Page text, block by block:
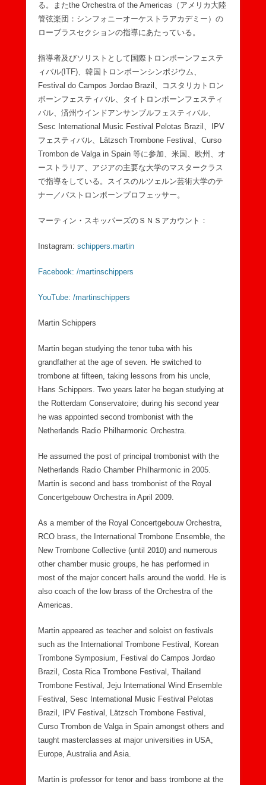
る。またthe Orchestra of the Americas（アメリカ大陸
管弦楽団：シンフォニーオーケストラアカデミー）の
ローブラスセクションの指導にあたっている。
指導者及びソリストとして国際トロンボーンフェステ
ィバル(ITF)、韓国トロンボーンシンポジウム、
Festival do Campos Jordao Brazil、コスタリカトロン
ボーンフェスティバル、タイトロンボーンフェスティ
バル、済州ウインドアンサンブルフェスティバル、
Sesc International Music Festival Pelotas Brazil、IPV
フェスティバル、Lätzsch Trombone Festival、Curso
Trombon de Valga in Spain 等に参加、米国、欧州、オ
ーストラリア、アジアの主要な大学のマスタークラス
で指導をしている。スイスのルツェルン芸術大学のテ
ナー／バストロンボーンプロフェッサー。
マーティン・スキッパーズのＳＮＳアカウント：
Instagram: schippers.martin
Facebook: /martinschippers
YouTube: /martinschippers
Martin Schippers
Martin began studying the tenor tuba with his
grandfather at the age of seven. He switched to
trombone at fifteen, taking lessons from his uncle,
Hans Schippers. Two years later he began studying at
the Rotterdam Conservatoire; during his second year
he was appointed second trombonist with the
Netherlands Radio Philharmonic Orchestra.
He assumed the post of principal trombonist with the
Netherlands Radio Chamber Philharmonic in 2005.
Martin is second and bass trombonist of the Royal
Concertgebouw Orchestra in April 2009.
As a member of the Royal Concertgebouw Orchestra,
RCO brass, the International Trombone Ensemble, the
New Trombone Collective (until 2010) and numerous
other chamber music groups, he has performed in
most of the major concert halls around the world. He is
also coach of the low brass of the Orchestra of the
Americas.
Martin appeared as teacher and soloist on festivals
such as the International Trombone Festival, Korean
Trombone Symposium, Festival do Campos Jordao
Brazil, Costa Rica Trombone Festival, Thailand
Trombone Festival, Jeju International Wind Ensemble
Festival, Sesc International Music Festival Pelotas
Brazil, IPV Festival, Lätzsch Trombone Festival,
Curso Trombon de Valga in Spain amongst others and
taught masterclasses at major universities in USA,
Europe, Australia and Asia.
Martin is professor for tenor and bass trombone at the